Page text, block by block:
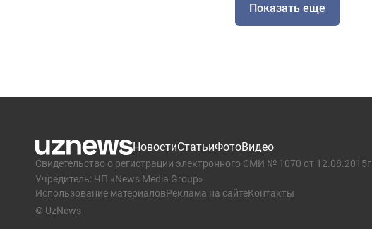
Показать еще
НовостиСтатьиФотоВидео
Свидетельство о регистрации электронного СМИ № 1070 от 12.08.2015г.
Учредитель: ЧП «News Media Group»
Использование материаловРеклама на сайтеКонтакты
© UzNews